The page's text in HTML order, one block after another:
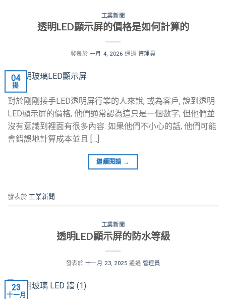
工業新聞
透明LED顯示屏的價格是如何計算的
發表於 一月 4, 2026 通過 管理員
04
揚
對於剛剛接手LED透明屏行業的人來說, 或為客戶, 說到透明
LED顯示屏的價格, 他們通常認為這只是一個數字, 但他們並
沒有意識到裡面有很多內容. 如果他們不小心的話, 他們可能
會錯誤地計算成本並且 […]
繼續閱讀 →
發表於 工業新聞
工業新聞
透明LED顯示屏的防水等級
發表於 十一月 23, 2025 通過 管理員
23
十一月